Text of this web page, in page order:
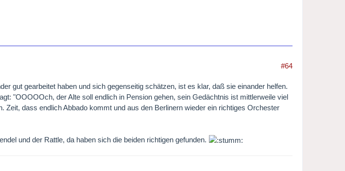
#64
gut gearbeitet haben und sich gegenseitig schätzen, ist es klar, daß sie einander helfen.
"OOOOOch, der Alte soll endlich in Pension gehen, sein Gedächtnis ist mittlerweile viel
Zeit, dass endlich Abbado kommt und aus den Berlinern wieder ein richtiges Orchester
und der Rattle, da haben sich die beiden richtigen gefunden.